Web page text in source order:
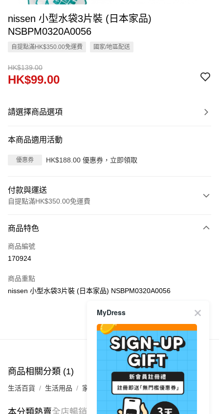
nissen 小型水袋3片裝 (日本家品)
NSBPM0320A0056
自提點滿HK$350.00免運費 國家/地區配送
HK$139.00
HK$99.00
請選擇商品選項
本商品適用活動
優惠券 HK$188.00 優惠券，立即領取
付款與運送
自提點滿HK$350.00免運費
信用卡
Apple Pay
PayMe
每筆HK$40.00，滿HK$350.00或以上免運費
付款後順豐站及營業點
每筆HK$40.00，滿HK$350.00或以上免運費
付款後順豐合作便利店
商品特色
商品編號
170924
商品重點
nissen 小型水袋3片裝 (日本家品) NSBPM0320A0056
商品推薦
商品相關分類 (1)
生活百貨 生活用品 家居用品
本分類熱賣全店暢銷排行
MyDress